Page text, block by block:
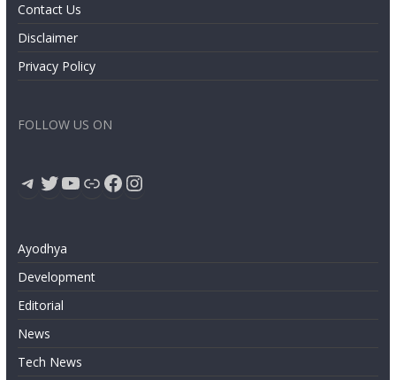
Contact Us
Disclaimer
Privacy Policy
FOLLOW US ON
Telegram
Twitter
YouTube
LinkFacebook
Instagram
Ayodhya
Development
Editorial
News
Tech News